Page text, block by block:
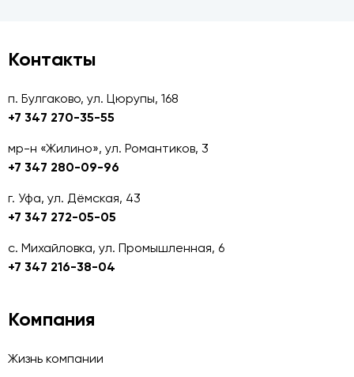
Контакты
п. Булгаково, ул. Цюрупы, 168
+7 347 270-35-55
мр-н «Жилино», ул. Романтиков, 3
+7 347 280-09-96
г. Уфа, ул. Дёмская, 43
+7 347 272-05-05
с. Михайловка, ул. Промышленная, 6
+7 347 216-38-04
Компания
Жизнь компании